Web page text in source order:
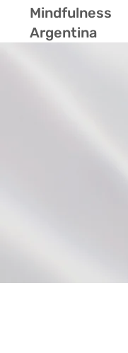
Mindfulness
Argentina